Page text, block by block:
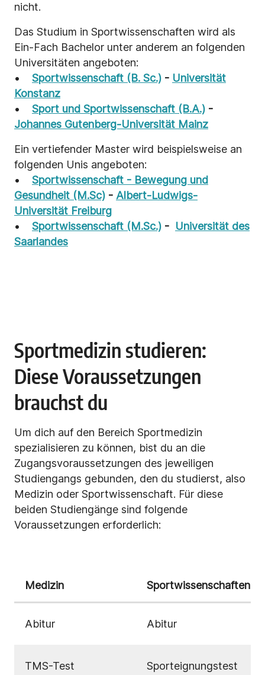
nicht.
Das Studium in Sportwissenschaften wird als
Ein-Fach Bachelor unter anderem an folgenden
Universitäten angeboten:
• Sportwissenschaft (B. Sc.) - Universität
Konstanz
• Sport und Sportwissenschaft (B.A.) -
Johannes Gutenberg-Universität Mainz
Ein vertiefender Master wird beispielsweise an
folgenden Unis angeboten:
• Sportwissenschaft - Bewegung und
Gesundheit (M.Sc) - Albert-Ludwigs-
Universität Freiburg
•
Sportwissenschaft (M.Sc.) - Universität des
Saarlandes
Sportmedizin studieren:
Diese Voraussetzungen
brauchst du
Um dich auf den Bereich Sportmedizin
spezialisieren zu können, bist du an die
Zugangsvoraussetzungen des jeweiligen
Studiengangs gebunden, den du studierst, also
Medizin oder Sportwissenschaft. Für diese
beiden Studiengänge sind folgende
Voraussetzungen erforderlich:
Medizin Sportwissenschaften
Abitur Abitur
TMS-Test Sporteignungstest